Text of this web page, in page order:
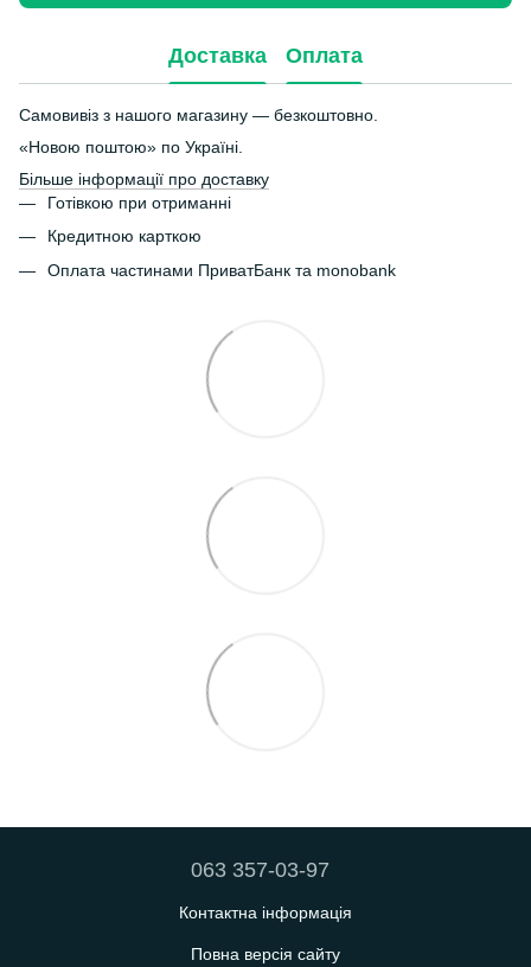
Доставка Оплата
Самовивіз з нашого магазину — безкоштовно.
«Новою поштою» по Україні.
Більше інформації про доставку
Готівкою при отриманні
Кредитною карткою
Оплата частинами ПриватБанк та monobank
063 357-03-97
Контактна інформація
Повна версія сайту